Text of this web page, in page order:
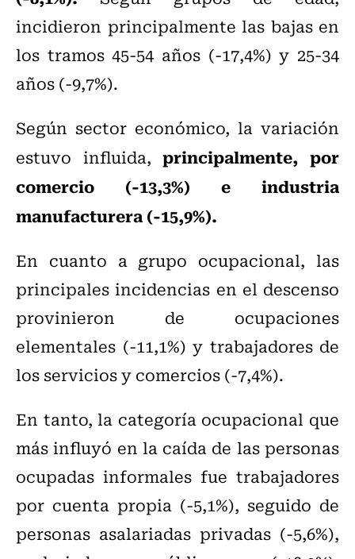
incidieron principalmente las bajas en
los tramos 45-54 años (-17,4%) y 25-34
años (-9,7%).
Según sector económico, la variación
estuvo influida,principalmente, por
comercio (-13,3%) e industria
manufacturera (-15,9%).
En cuanto a grupo ocupacional, las
principales incidencias en el descenso
provinieron de ocupaciones
elementales (-11,1%) y trabajadores de
los servicios y comercios (-7,4%).
En tanto, la categoría ocupacional que
más influyó en la caída de las personas
ocupadas informales fue trabajadores
por cuenta propia (-5,1%), seguido de
personas asalariadas privadas (-5,6%),